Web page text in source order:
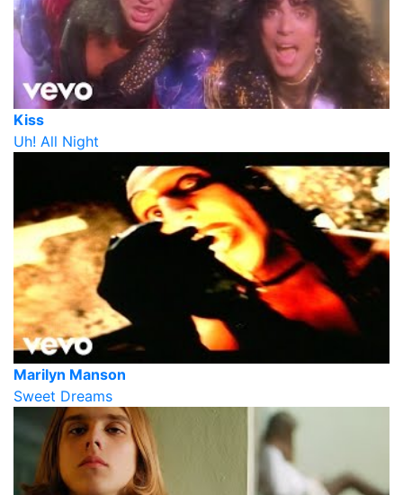
Kiss
Uh! All Night
Marilyn Manson
Sweet Dreams